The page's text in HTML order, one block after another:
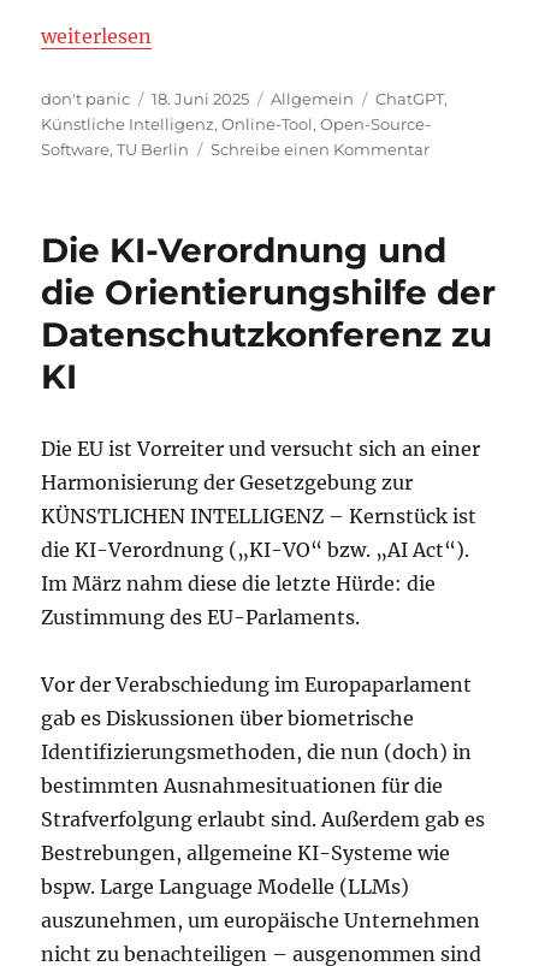
„KI-Tools an der TU Berlin“
weiterlesen
Autor
don't panic
Veröffentlicht
am
18. Juni 2025 Kategorien
Allgemein Schlagwörter
ChatGPT,
Künstliche Intelligenz,Online-Tool,Open-Source-
Software,TU Berlin Schreibe einen Kommentarzu
der
Berlin
Die KI-Verordnung und
die Orientierungshilfe der
Datenschutzkonferenz zu
KI
Die EU ist Vorreiter und versucht sich an einer
Harmonisierung der Gesetzgebung zur
KÜNSTLICHEN INTELLIGENZ – Kernstück ist
die KI-Verordnung („KI-VO“ bzw. „AI Act“).
Im März nahm diese die letzte Hürde: die
Zustimmung des EU-Parlaments.
Vor der Verabschiedung im Europaparlament
gab es Diskussionen über biometrische
Identifizierungsmethoden, die nun (doch) in
bestimmten Ausnahmesituationen für die
Strafverfolgung erlaubt sind. Außerdem gab es
Bestrebungen, allgemeine KI-Systeme wie
bspw. Large Language Modelle (LLMs)
auszunehmen, um europäische Unternehmen
nicht zu benachteiligen – ausgenommen sind